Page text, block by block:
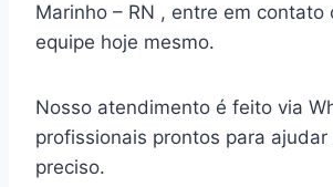
Marinho – RN , entre em contato
equipe hoje mesmo.
Nosso atendimento é feito via
profissionais prontos para
preciso.